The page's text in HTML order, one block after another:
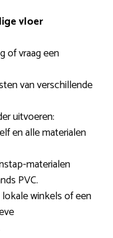
vloer
of vraag een
van verschillende
uitvoeren:
en alle materialen
materialen
PVC.
winkels of een